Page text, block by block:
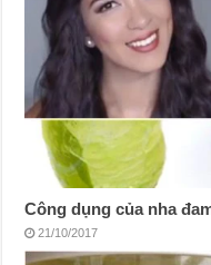
Công dụng của nha
21/10/2017